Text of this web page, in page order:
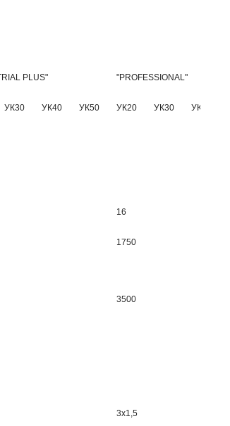
PLUS" "PROFESSIONAL"
УК30 УК40 УК50 УК20 УК30 УК40
16
1750
3500
3х1,5